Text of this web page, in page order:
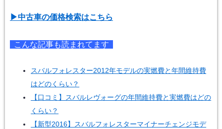
▶︎中古車の価格検索はこちら
こんな記事も読まれてます
スバルフォレスター2012年モデルの実燃費と年間維持費
はどのくらい？
【口コミ】スバルレヴォーグの年間維持費と実燃費はどの
くらい？
【新型2016】スバルフォレスターマイナーチェンジモデ